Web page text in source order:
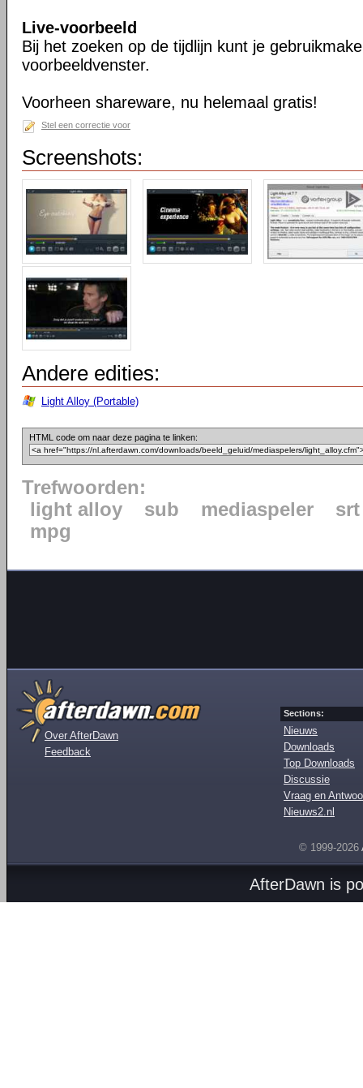
Live-voorbeeld
Bij het zoeken op de tijdlijn kunt je
voorbeeldvenster.
Voorheen shareware, nu helemaal gratis!
Stel een correctie voor
Screenshots:
Andere edities:
Light Alloy (Portable)
HTML code om naar deze pagina te linken:
Trefwoorden:
light alloy
sub mediaspeler
srt
mpg
Over AfterDawn
Feedback
Sections:
Nieuws
Downloads
Top Downloads
Discussie
Vraag en
Nieuws2.nl
© 1999-2026
AfterDawn is